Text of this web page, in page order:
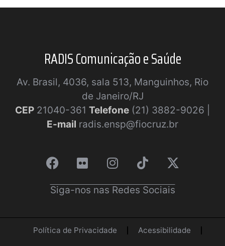
RADIS Comunicação e Saúde
Av. Brasil, 4036, sala 513, Manguinhos, Rio
de Janeiro/RJ
CEP 21040-361 Telefone (21) 3882-9026 |
E-mail radis.ensp@fiocruz.br
Siga-nos nas Redes Sociais
Política de Privacidade Acessibilidade